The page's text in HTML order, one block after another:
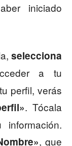
iniciado
selecciona
a tu
perfil, verás
. Tócala
, que